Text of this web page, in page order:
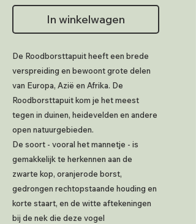
In winkelwagen
De Roodborsttapuit heeft een brede
verspreiding en bewoont grote delen
van Europa, Azië en Afrika. De
Roodborsttapuit kom je het meest
tegen in duinen, heidevelden en andere
open natuurgebieden.
De soort - vooral het mannetje - is
gemakkelijk te herkennen aan de
zwarte kop, oranjerode borst,
gedrongen rechtopstaande houding en
korte staart, en de witte aftekeningen
bij de nek die deze vogel